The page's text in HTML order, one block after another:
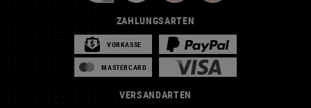
ZAHLUNGSARTEN
VORKASSE
MASTERCARD
VERSANDARTEN